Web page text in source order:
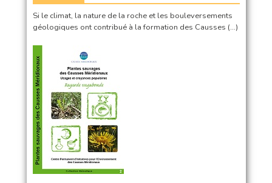
Si le climat, la nature de la roche et les bouleversements
géologiques ont contribué à la formation des Causses (…)